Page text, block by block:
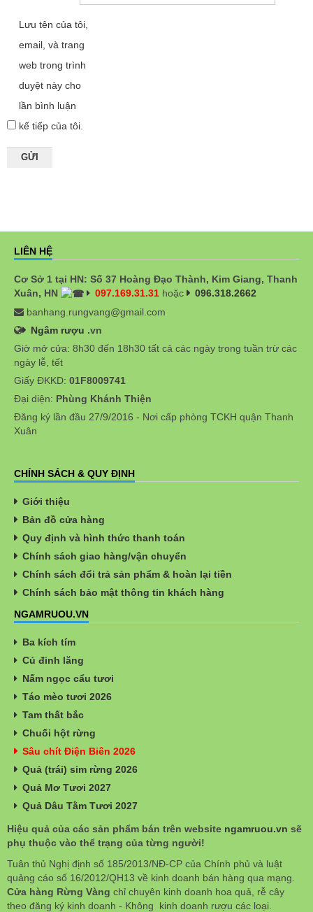
Lưu tên của tôi,
email, và trang
web trong trình
duyệt này cho
lần bình luận
kế tiếp của tôi.
LIÊN HỆ
Cơ Sở 1 tại HN: Số 37 Hoàng Đạo Thành, Kim Giang, Thanh
Xuân, HN
097.169.31.31 hoặc
096.318.2662
banhang.rungvang@gmail.com
Ngâm rượu .vn
Giờ mở cửa: 8h30 đến 18h30 tất cả các ngày trong tuần trừ các
ngày lễ, tết
Giấy ĐKKD: 01F8009741
Đại diện: Phùng Khánh Thiện
Đăng ký lần đầu 27/9/2016 - Nơi cấp phòng TCKH quận Thanh
Xuân
CHÍNH SÁCH & QUY ĐỊNH
Giới thiệu
Bản đồ cửa hàng
Quy định và hình thức thanh toán
Chính sách giao hàng/vận chuyển
Chính sách đổi trả sản phẩm & hoàn lại tiền
Chính sách bảo mật thông tin khách hàng
NGAMRUOU.VN
Ba kích tím
Củ đinh lăng
Nấm ngọc cẩu tươi
Táo mèo tươi 2026
Tam thất bắc
Chuối hột rừng
Sâu chít Điện Biên 2026
Quả (trái) sim rừng 2026
Quả Mơ Tươi 2027
Quả Dâu Tằm Tươi 2027
Hiệu quả của các sản phẩm bán trên website ngamruou.vn sẽ
phụ thuộc vào thể trạng của từng người!
Tuân thủ Nghị định số 185/2013/NĐ-CP của Chính phủ và luật
quảng cáo số 16/2012/QH13 về kinh doanh bán hàng qua mạng.
Cửa hàng Rừng Vàng chỉ chuyên kinh doanh hoa quả, rễ cây
theo đăng ký kinh doanh - Không kinh doanh rượu các loại.